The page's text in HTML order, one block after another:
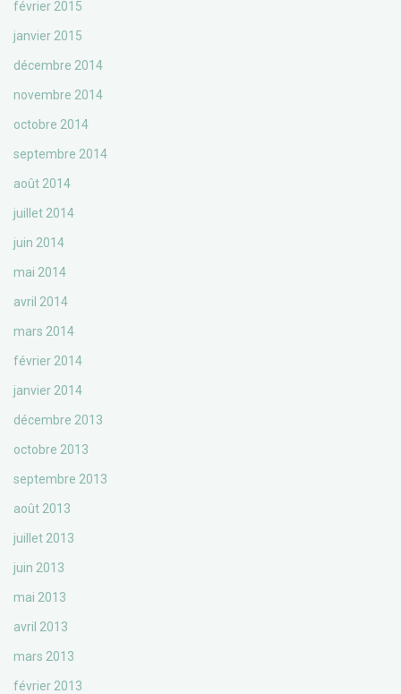
février 2015
janvier 2015
décembre 2014
novembre 2014
octobre 2014
septembre 2014
août 2014
juillet 2014
juin 2014
mai 2014
avril 2014
mars 2014
février 2014
janvier 2014
décembre 2013
octobre 2013
septembre 2013
août 2013
juillet 2013
juin 2013
mai 2013
avril 2013
mars 2013
février 2013